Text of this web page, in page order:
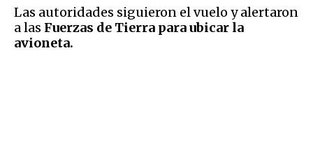
Las autoridades siguieron el vuelo y alertaron
a las Fuerzas de Tierra para ubicar la
avioneta.